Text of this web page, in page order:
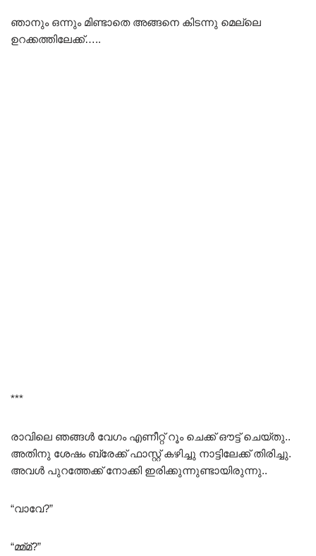
ഞാനും ഒന്നും മിണ്ടാതെ അങ്ങനെ കിടന്നു മെല്ലെ
ഉറക്കത്തിലേക്ക്…..
***
രാവിലെ ഞങ്ങൾ വേഗം എണീറ്റ് റൂം ചെക്ക് ഔട്ട് ചെയ്തു..
അതിനു ശേഷം ബ്രേക്ക് ഫാസ്റ്റ് കഴിച്ചു നാട്ടിലേക്ക് തിരിച്ചു.
അവൾ പുറത്തേക്ക് നോക്കി ഇരിക്കുന്നുണ്ടായിരുന്നു..
“വാവേ?”
“മ്മ്മ്?”